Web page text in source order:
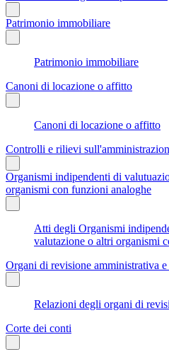
Patrimonio immobiliare
Patrimonio immobiliare
Canoni di locazione o affitto
Canoni di locazione o affitto
Controlli e rilievi
Organismi indipendenti di
organismi con funzioni analoghe
Atti degli Organismi
valutazione o altri organismi
Organi di revisione amministrativa
Relazioni degli organi di
Corte dei conti